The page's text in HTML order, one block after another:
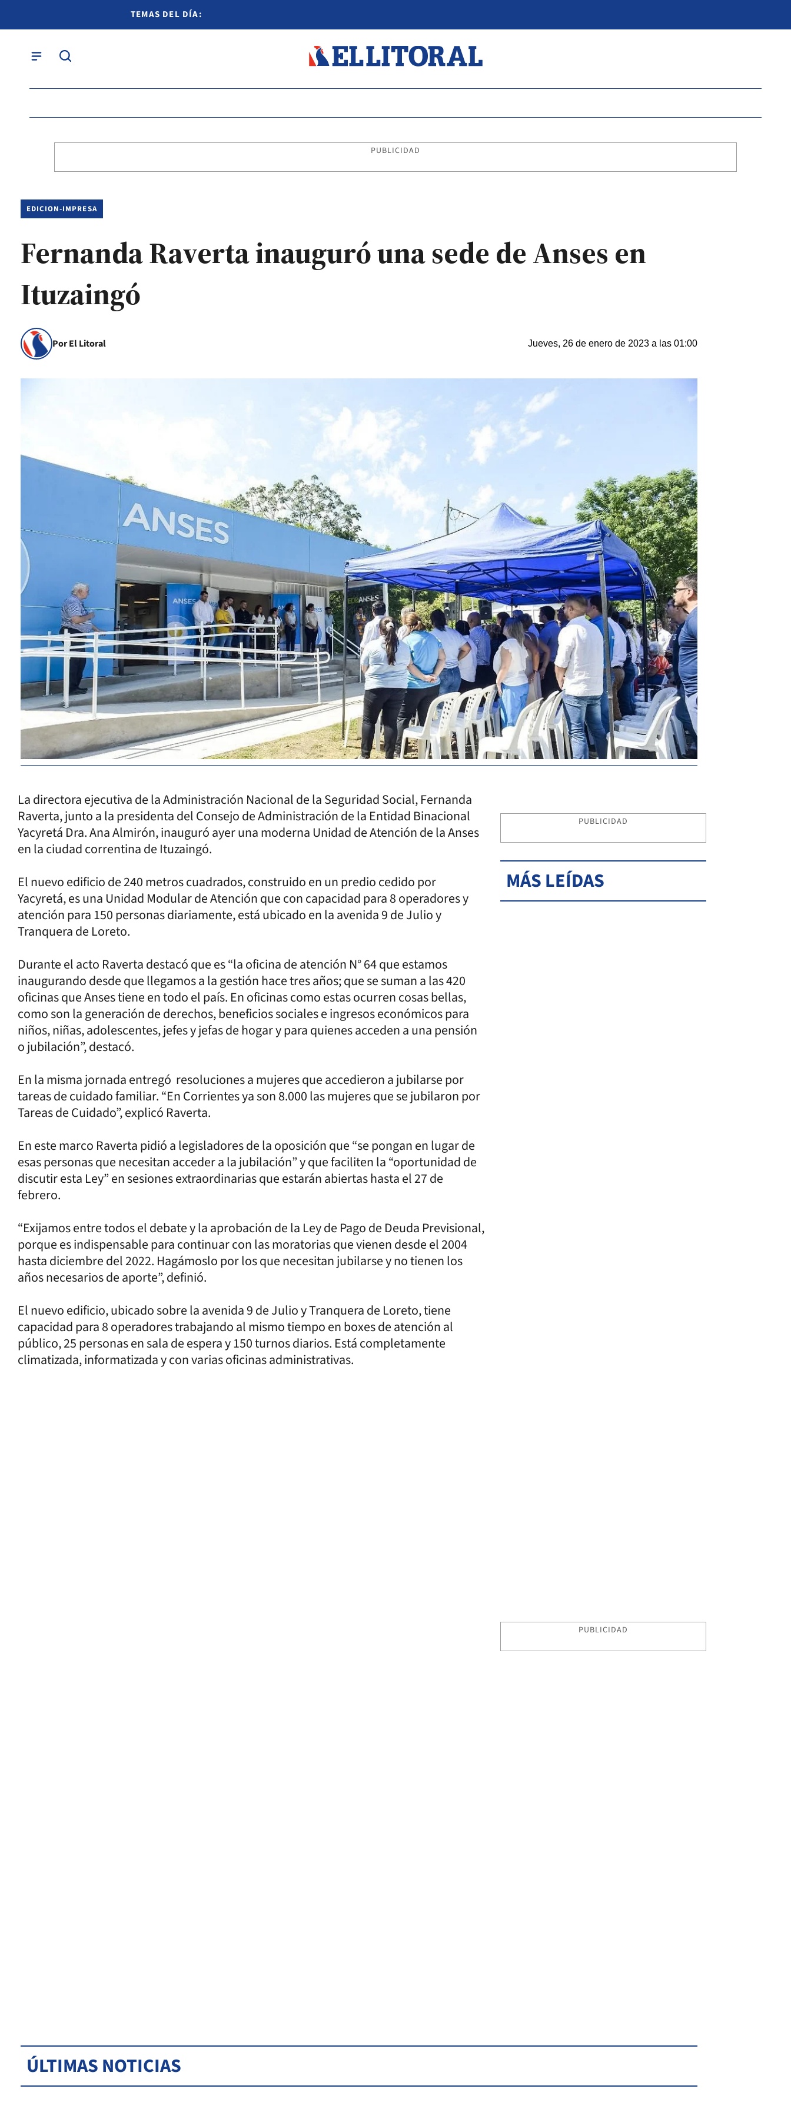
TEMAS DEL DÍA:
PUBLICIDAD
EDICION-IMPRESA
Fernanda Raverta inauguró una sede de Anses en
Ituzaingó
Por El Litoral Jueves, 26 de enero de 2023 a las 01:00
La directora ejecutiva de la Administración Nacional de la Seguridad Social, Fernanda
Raverta, junto a la presidenta del Consejo de Administración de la Entidad Binacional
Yacyretá Dra. Ana Almirón, inauguró ayer una moderna Unidad de Atención de la Anses
en la ciudad correntina de Ituzaingó.
El nuevo edificio de 240 metros cuadrados, construido en un predio cedido por
Yacyretá, es una Unidad Modular de Atención que con capacidad para 8 operadores y
atención para 150 personas diariamente, está ubicado en la avenida 9 de Julio y
Tranquera de Loreto.
Durante el acto Raverta destacó que es “la oficina de atención N° 64 que estamos
inaugurando desde que llegamos a la gestión hace tres años; que se suman a las 420
oficinas que Anses tiene en todo el país. En oficinas como estas ocurren cosas bellas,
como son la generación de derechos, beneficios sociales e ingresos económicos para
niños, niñas, adolescentes, jefes y jefas de hogar y para quienes acceden a una pensión
o jubilación”, destacó.
En la misma jornada entregó resoluciones a mujeres que accedieron a jubilarse por
tareas de cuidado familiar. “En Corrientes ya son 8.000 las mujeres que se jubilaron por
Tareas de Cuidado”, explicó Raverta.
En este marco Raverta pidió a legisladores de la oposición que “se pongan en lugar de
esas personas que necesitan acceder a la jubilación” y que faciliten la “oportunidad de
discutir esta Ley” en sesiones extraordinarias que estarán abiertas hasta el 27 de
febrero.
“Exijamos entre todos el debate y la aprobación de la Ley de Pago de Deuda Previsional,
porque es indispensable para continuar con las moratorias que vienen desde el 2004
hasta diciembre del 2022. Hagámoslo por los que necesitan jubilarse y no tienen los
años necesarios de aporte”, definió.
El nuevo edificio, ubicado sobre la avenida 9 de Julio y Tranquera de Loreto, tiene
capacidad para 8 operadores trabajando al mismo tiempo en boxes de atención al
público, 25 personas en sala de espera y 150 turnos diarios. Está completamente
climatizada, informatizada y con varias oficinas administrativas.
PUBLICIDAD
MÁS LEÍDAS
PUBLICIDAD
ÚLTIMAS NOTICIAS